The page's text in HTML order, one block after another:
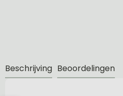
Beschrijving Beoordelingen